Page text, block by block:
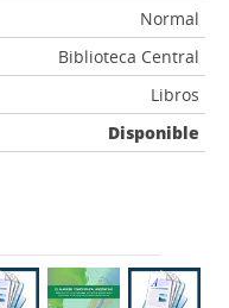
Normal
Biblioteca Central
Libros
Disponible